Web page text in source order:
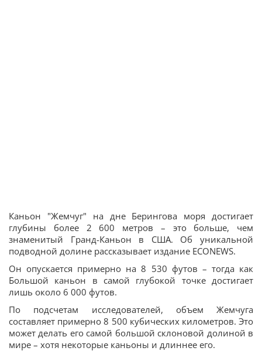
Каньон "Жемчуг" на дне Берингова моря достигает
глубины более 2 600 метров – это больше, чем
знаменитый Гранд-Каньон в США. Об уникальной
подводной долине рассказывает издание ECONEWS.
Он опускается примерно на 8 530 футов – тогда как
Большой каньон в самой глубокой точке достигает
лишь около 6 000 футов.
По подсчетам исследователей, объем Жемчуга
составляет примерно 8 500 кубических километров. Это
может делать его самой большой склоновой долиной в
мире – хотя некоторые каньоны и длиннее его.